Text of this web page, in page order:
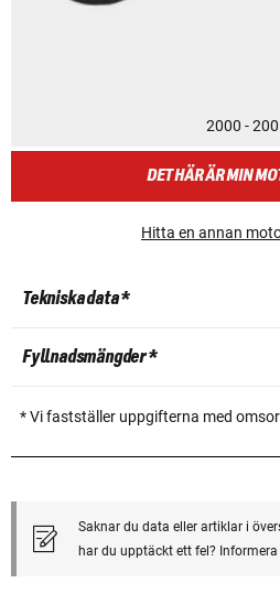
2000 -
DET HÄR ÄR MIN
Hitta en annan
Tekniska data *
Fyllnadsmängder *
* Vi fastställer uppgifterna med
Saknar du data eller artiklar i
har du upptäckt ett fel?